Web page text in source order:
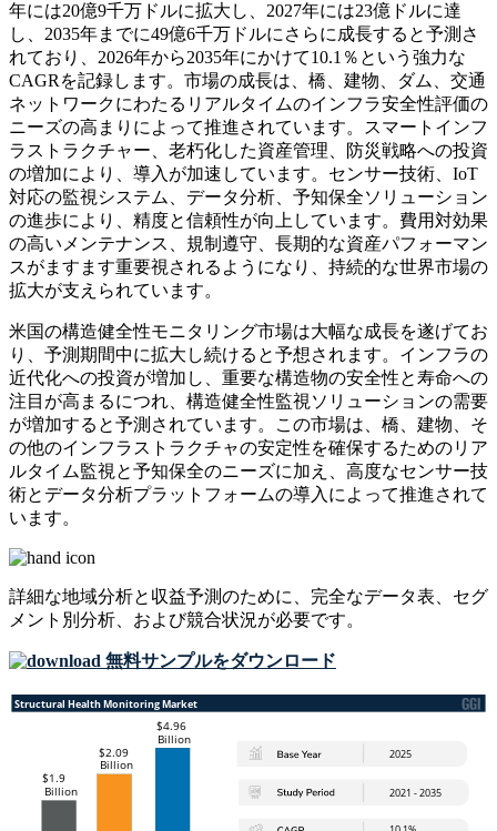
年には20億9千万ドルに拡大し、2027年には23億ドルに達
し、2035年までに49億6千万ドルにさらに成長すると予測さ
れており、2026年から2035年にかけて10.1％という強力な
CAGRを記録します。市場の成長は、橋、建物、ダム、交通
ネットワークにわたるリアルタイムのインフラ安全性評価の
ニーズの高まりによって推進されています。スマートインフ
ラストラクチャー、老朽化し​​た資産管理、防災戦略への投資
の増加により、導入が加速しています。センサー技術、IoT
対応の監視システム、データ分析、予知保全ソリューション
の進歩により、精度と信頼性が向上しています。費用対効果
の高いメンテナンス、規制遵守、長期的な資産パフォーマン
スがますます重要視されるようになり、持続的な世界市場の
拡大が支えられています。
米国の構造健全性モニタリング市場は大幅な成長を遂げてお
り、予測期間中に拡大し続けると予想されます。インフラの
近代化への投資が増加し、重要な構造物の安全性と寿命への
注目が高まるにつれ、構造健全性監視ソリューションの需要
が増加すると予測されています。この市場は、橋、建物、そ
の他のインフラストラクチャの安定性を確保するためのリア
ルタイム監視と予知保全のニーズに加え、高度なセンサー技
術とデータ分析プラットフォームの導入によって推進されて
います。
詳細な地域分析と収益予測のために、 完全なデータ表、セグ
メント別分析、および競合状況が必要です。
無料サンプルをダウンロード